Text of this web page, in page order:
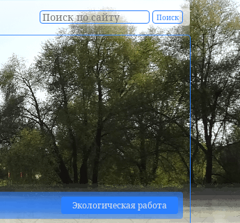
Экологическая работа